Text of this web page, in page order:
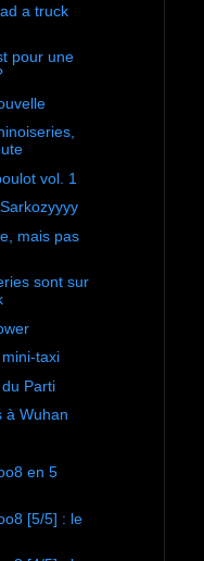
a truck
pour une
vol. 1
mais pas
sont sur
taxi
Parti
à Wuhan
en 5
[5/5] : le